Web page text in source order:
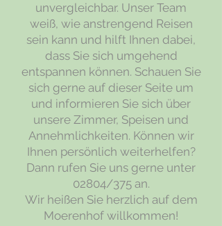
unvergleichbar. Unser Team
weiß, wie anstrengend Reisen
sein kann und hilft Ihnen dabei,
dass Sie sich umgehend
entspannen können. Schauen Sie
sich gerne auf dieser Seite um
und informieren Sie sich über
unsere Zimmer, Speisen und
Annehmlichkeiten. Können wir
Ihnen persönlich weiterhelfen?
Dann rufen Sie uns gerne unter
02804/375 an.
Wir heißen Sie herzlich auf dem
Moerenhof willkommen!